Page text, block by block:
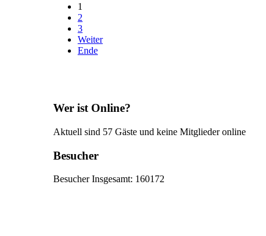
1
2
3
Weiter
Ende
Wer ist Online?
Aktuell sind 57 Gäste und keine Mitglieder online
Besucher
Besucher Insgesamt: 160172